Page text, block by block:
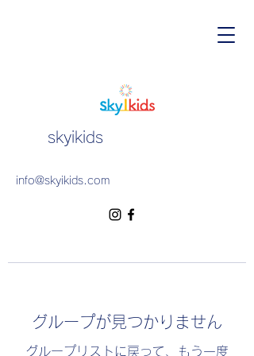
skyikids
info@skyikids.com
グループが見つかりません
グループリストに戻って、もう一度